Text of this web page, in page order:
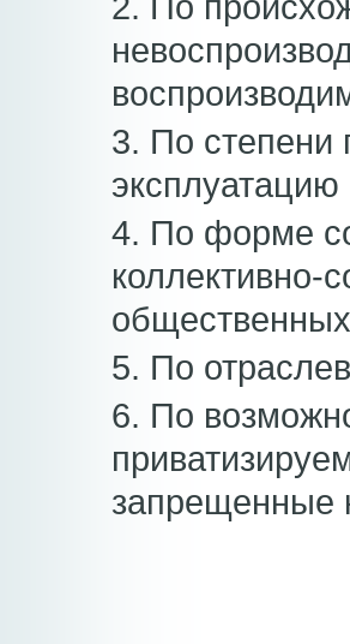
3. По степени
эксплуатацию
4. По форме
коллективно-
5. По
6. По
запрещенные